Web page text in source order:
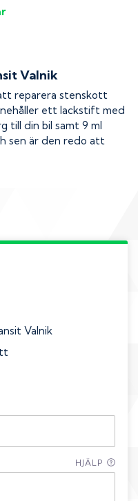
Valnik
reparera stenskott
ett lackstift med
till din bil samt 9 ml
sen är den redo att
Valnik
HJÄLP